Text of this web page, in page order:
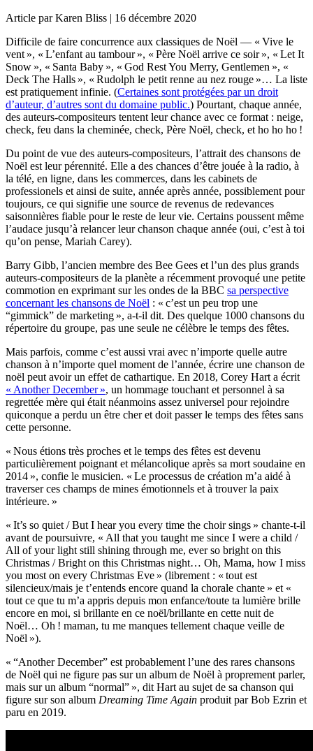
Article par Karen Bliss | 16 décembre 2020
Difficile de faire concurrence aux classiques de Noël — « Vive le
vent », « L’enfant au tambour », « Père Noël arrive ce soir », « Let It
Snow », « Santa Baby », « God Rest You Merry, Gentlemen », «
Deck The Halls », « Rudolph le petit renne au nez rouge »… La liste
est pratiquement infinie. (Certaines sont protégées par un droit
d’auteur, d’autres sont du domaine public.) Pourtant, chaque année,
des auteurs-compositeurs tentent leur chance avec ce format : neige,
check, feu dans la cheminée, check, Père Noël, check, et ho ho ho !
Du point de vue des auteurs-compositeurs, l’attrait des chansons de
Noël est leur pérennité. Elle a des chances d’être jouée à la radio, à
la télé, en ligne, dans les commerces, dans les cabinets de
professionels et ainsi de suite, année après année, possiblement pour
toujours, ce qui signifie une source de revenus de redevances
saisonnières fiable pour le reste de leur vie. Certains poussent même
l’audace jusqu’à relancer leur chanson chaque année (oui, c’est à toi
qu’on pense, Mariah Carey).
Barry Gibb, l’ancien membre des Bee Gees et l’un des plus grands
auteurs-compositeurs de la planète a récemment provoqué une petite
commotion en exprimant sur les ondes de la BBC sa perspective
concernant les chansons de Noël : « c’est un peu trop une
“gimmick” de marketing », a-t-il dit. Des quelque 1000 chansons du
répertoire du groupe, pas une seule ne célèbre le temps des fêtes.
Mais parfois, comme c’est aussi vrai avec n’importe quelle autre
chanson à n’importe quel moment de l’année, écrire une chanson de
noël peut avoir un effet de cathartique. En 2018, Corey Hart a écrit
« Another December », un hommage touchant et personnel à sa
regrettée mère qui était néanmoins assez universel pour rejoindre
quiconque a perdu un être cher et doit passer le temps des fêtes sans
cette personne.
« Nous étions très proches et le temps des fêtes est devenu
particulièrement poignant et mélancolique après sa mort soudaine en
2014 », confie le musicien. « Le processus de création m’a aidé à
traverser ces champs de mines émotionnels et à trouver la paix
intérieure. »
« It’s so quiet / But I hear you every time the choir sings » chante-t-il
avant de poursuivre, « All that you taught me since I were a child /
All of your light still shining through me, ever so bright on this
Christmas / Bright on this Christmas night… Oh, Mama, how I miss
you most on every Christmas Eve » (librement : « tout est
silencieux/mais je t’entends encore quand la chorale chante » et «
tout ce que tu m’a appris depuis mon enfance/toute ta lumière brille
encore en moi, si brillante en ce noël/brillante en cette nuit de
Noël… Oh ! maman, tu me manques tellement chaque veille de
Noël »).
« “Another December” est probablement l’une des rares chansons
de Noël qui ne figure pas sur un album de Noël à proprement parler,
mais sur un album “normal” », dit Hart au sujet de sa chanson qui
figure sur son album Dreaming Time Again produit par Bob Ezrin et
paru en 2019.